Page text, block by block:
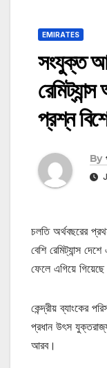
EMIRATES
সংযুক্ত
প্রশ্ন
By
চলতি অর্থবছরের
বেশি রেমিট্যান্স
ফেলে এগিয়ে
কেন্দ্রীয় ব্যাংকের
প্রধান উৎস
আরব।